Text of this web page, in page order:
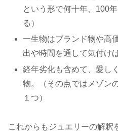
という形で何十年、100
る）
一生物はブランド物や高
出や時間を通して気付け
経年劣化も含めて、愛し
物。（その点ではメゾン
１つ）
これからもジュエリーの解釈